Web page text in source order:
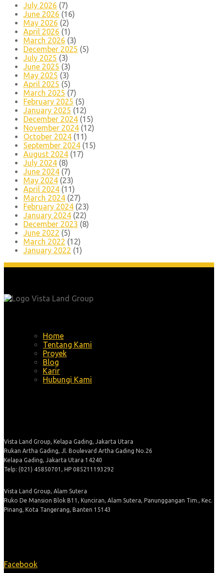
July 2026 (7)
June 2026 (16)
May 2026 (2)
April 2026 (1)
March 2026 (3)
December 2025 (5)
July 2025 (3)
June 2025 (3)
May 2025 (3)
April 2025 (5)
March 2025 (7)
February 2025 (5)
January 2025 (12)
December 2024 (15)
November 2024 (12)
October 2024 (11)
September 2024 (15)
August 2024 (17)
July 2024 (8)
June 2024 (7)
May 2024 (23)
April 2024 (11)
March 2024 (27)
February 2024 (23)
January 2024 (22)
December 2023 (8)
June 2022 (5)
March 2022 (12)
January 2022 (1)
Home
Tentang Kami
Proyek
Blog
Karir
Hubungi Kami
Vista Land Group, Kelapa Gading, Jakarta Utara
Rukan Artha Gading, Jl. Boulevard Artha Gading No.26
Kelapa Gading, Jakarta Utara 14240
Telp: (021) 45850701, HP 085211193292
Vista Land Group, Alam Sutera
Ruko De Mansion Blok B11, Kunciran, Alam Sutera, Panunggangan Tim., Kec.
Pinang, Kota Tangerang, Banten 15143
Facebook